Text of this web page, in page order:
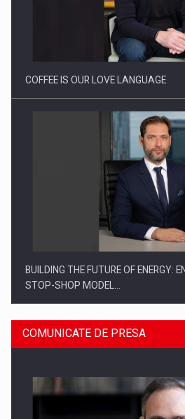
Proteinmaxxing and the Future of
COFFEE IS OUR LOVE LANGUAGE
BUILDING THE FUTURE OF ENERGY:
STOP-SHOP MODEL…
COMUNICATE DE PRESA